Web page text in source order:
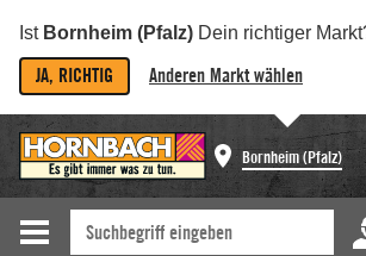
Ist Bornheim (Pfalz) Dein richtiger
JA, RICHTIG Anderen Markt wählen
Bornheim (Pfalz)